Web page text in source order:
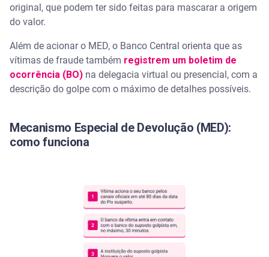
original, que podem ter sido feitas para mascarar a origem
do valor.
Além de acionar o MED, o Banco Central orienta que as
vítimas de fraude também registrem um boletim de
ocorrência (BO) na delegacia virtual ou presencial, com a
descrição do golpe com o máximo de detalhes possíveis.
Mecanismo Especial de Devolução (MED):
como funciona